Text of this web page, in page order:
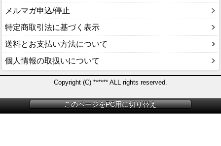
メルマガ申込/停止
特定商取引法に基づく表示
送料とお支払い方法について
個人情報の取扱いについて
Copyright (C) ****** ALL rights reserved.
このページをPC用に切り替え